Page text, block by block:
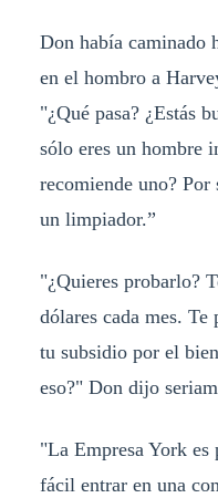
Don había caminado
en el hombro a
"¿Qué pasa? ¿Estás
sólo eres un hombre
recomiende uno? Por
un limpiador.”
"¿Quieres probarlo?
dólares cada mes. Te
tu subsidio por el
eso?" Don dijo
"La Empresa York
fácil entrar en una